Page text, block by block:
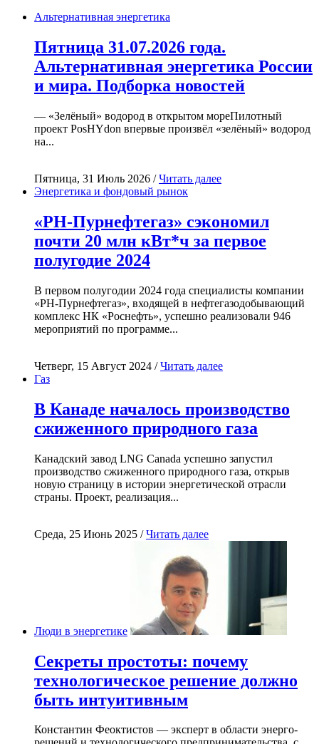
Альтернативная энергетика
Пятница 31.07.2026 года.
Альтернативная энергетика России
и мира. Подборка новостей
— «Зелёный» водород в открытом мореПилотный
проект PosHYdon впервые произвёл «зелёный» водород
на...
Пятница, 31 Июль 2026 /Читать далее
Энергетика и фондовый рынок
«РН-Пурнефтегаз» сэкономил
почти 20 млн кВт*ч за первое
полугодие 2024
В первом полугодии 2024 года специалисты компании
«РН-Пурнефтегаз», входящей в нефтегазодобывающий
комплекс НК «Роснефть», успешно реализовали 946
мероприятий по программе...
Четверг, 15 Август 2024 /Читать далее
Газ
В Канаде началось производство
сжиженного природного газа
Канадский завод LNG Canada успешно запустил
производство сжиженного природного газа, открыв
новую страницу в истории энергетической отрасли
страны. Проект, реализация...
Среда, 25 Июнь 2025 /Читать далее
Люди в энергетике
Секреты простоты: почему
технологическое решение должно
быть интуитивным
Константин Феоктистов — эксперт в области энерго-